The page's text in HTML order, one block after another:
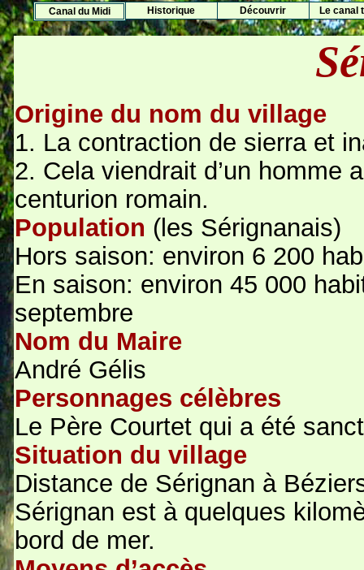
Canal du Midi Historique Découvrir Le canal
Origine du nom du village
1. La contraction de sierra et
2. Cela viendrait d’un homme
centurion romain.
Population (les Sérignanais)
Hors saison: environ 6 200
En saison: environ 45 000
septembre
Nom du Maire
André Gélis
Personnages célèbres
Le Père Courtet qui a été
Situation du village
Distance de Sérignan à
Sérignan est à quelques
bord de mer.